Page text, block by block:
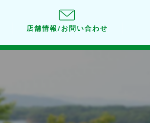
店舗情報/お問い合わせ